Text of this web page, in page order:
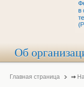
Об
Главная страница ⇒